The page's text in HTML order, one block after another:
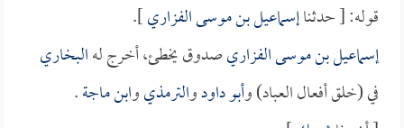
قوله: [ حدثناإسماعيل بن موسى الفزاري].
إسماعيل بن موسى الفزاريصدوق يخطئ، أخرج لهالبخاري
في (خلق أفعال العباد) وأبو داودوالترمذيوابن ماجة.